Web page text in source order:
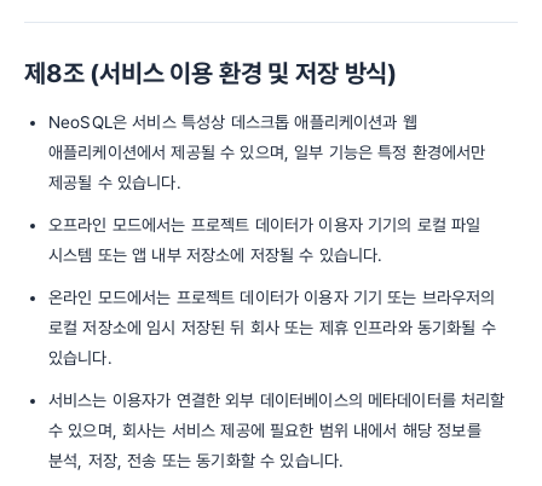
제8조 (서비스 이용 환경 및 저장 방식)
NeoSQL은 서비스 특성상 데스크톱 애플리케이션과 웹
애플리케이션에서 제공될 수 있으며, 일부 기능은 특정 환경에서만
제공될 수 있습니다.
오프라인 모드에서는 프로젝트 데이터가 이용자 기기의 로컬 파일
시스템 또는 앱 내부 저장소에 저장될 수 있습니다.
온라인 모드에서는 프로젝트 데이터가 이용자 기기 또는 브라우저의
로컬 저장소에 임시 저장된 뒤 회사 또는 제휴 인프라와 동기화될 수
있습니다.
서비스는 이용자가 연결한 외부 데이터베이스의 메타데이터를 처리할
수 있으며, 회사는 서비스 제공에 필요한 범위 내에서 해당 정보를
분석, 저장, 전송 또는 동기화할 수 있습니다.